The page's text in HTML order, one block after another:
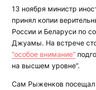
13 ноября министр
принял копии
России и Беларуси по
Джуамы. На встрече
“особое внимание“
на высшем уровне“.
Сам Рыженков